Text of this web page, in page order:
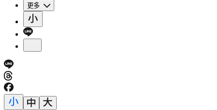
更多